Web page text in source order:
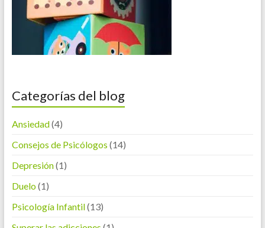
Categorías del blog
Ansiedad(4)
Consejos de Psicólogos (14)
Depresión(1)
Duelo(1)
Psicología Infantil(13)